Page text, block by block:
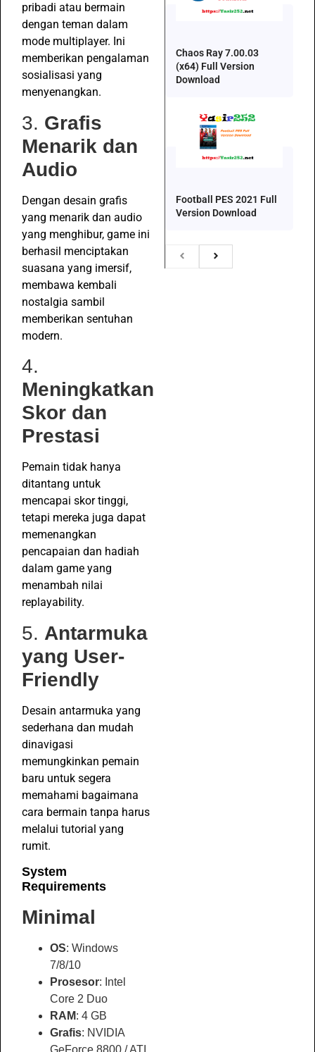
pribadi atau bermain
dengan teman dalam
mode multiplayer. Ini
memberikan pengalaman
sosialisasi yang
menyenangkan.
3. Grafis
Menarik dan
Audio
Dengan desain grafis
yang menarik dan audio
yang menghibur, game ini
berhasil menciptakan
suasana yang imersif,
membawa kembali
nostalgia sambil
memberikan sentuhan
modern.
4.
Meningkatkan
Skor dan
Prestasi
Pemain tidak hanya
ditantang untuk
mencapai skor tinggi,
tetapi mereka juga dapat
memenangkan
pencapaian dan hadiah
dalam game yang
menambah nilai
replayability.
5. Antarmuka
yang User-
Friendly
Desain antarmuka yang
sederhana dan mudah
dinavigasi
memungkinkan pemain
baru untuk segera
memahami bagaimana
cara bermain tanpa harus
melalui tutorial yang
rumit.
System
Requirements
Minimal
OS: Windows
7/8/10
Prosesor: Intel
Core 2 Duo
RAM: 4 GB
Grafis: NVIDIA
GeForce 8800 / ATI
Chaos Ray 7.00.03
(x64) Full Version
Download
Football PES 2021 Full
Version Download